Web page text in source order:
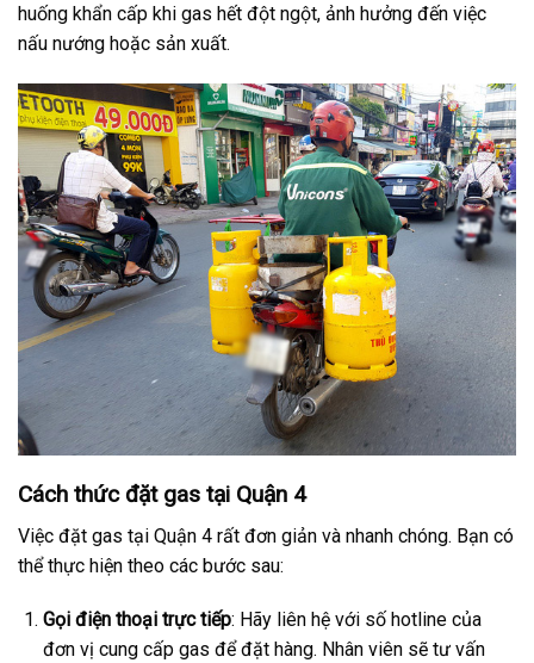
huống khẩn cấp khi gas hết đột ngột, ảnh hưởng đến việc
nấu nướng hoặc sản xuất.
Cách thức đặt gas tại Quận 4
Việc đặt gas tại Quận 4 rất đơn giản và nhanh chóng. Bạn có
thể thực hiện theo các bước sau:
Gọi điện thoại trực tiếp: Hãy liên hệ với số hotline của
đơn vị cung cấp gas để đặt hàng. Nhân viên sẽ tư vấn